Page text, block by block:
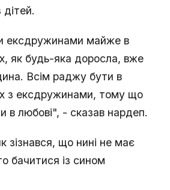
ексдружинами майже в
як будь-яка доросла, вже
Всім раджу бути в
з ексдружинами, тому що
в любові", - сказав нардеп.
зізнався, що нині не має
бачитися із сином